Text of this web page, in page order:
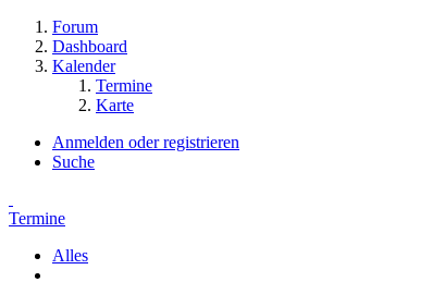
Forum
Dashboard
Kalender
Termine
Karte
Anmelden oder registrieren
Suche
Termine
Alles